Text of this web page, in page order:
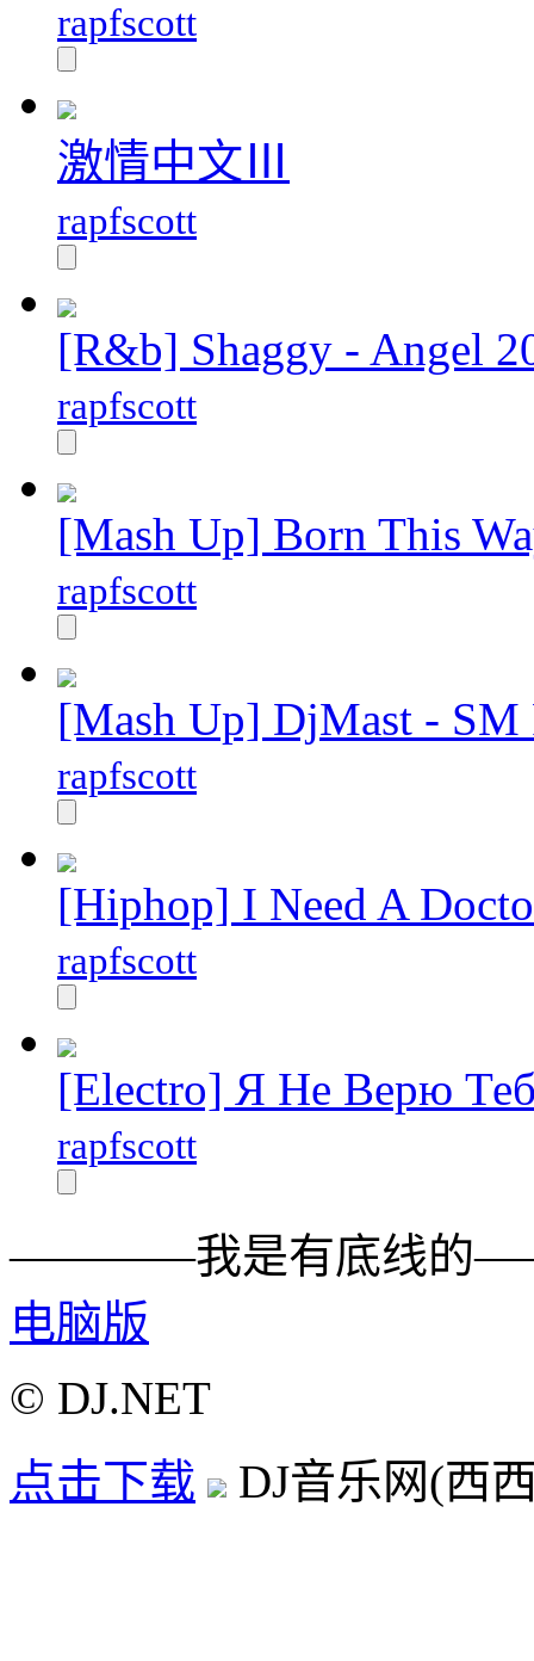
rapfscott
激情中文Ⅲ
rapfscott
[R&b] Shaggy - Angel
rapfscott
[Mash Up] Born This
rapfscott
[Mash Up] DjMast - SM
rapfscott
[Hiphop] I Need A
rapfscott
[Electro] Я Не Верю
rapfscott
————我是有底线
电脑版
© DJ.NET
点击下载
DJ音乐网(西